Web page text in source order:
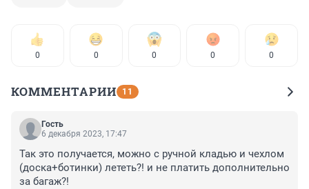
0 0 0 0 0
КОММЕНТАРИИ 11
Гость
6 декабря 2023, 17:47
Так это получается, можно с ручной кладью и чехлом
(доска+ботинки) лететь?! и не платить дополнительно
за багаж?!